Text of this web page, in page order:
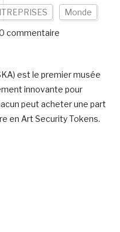
Monde
commentaire
est le premier musée
innovante pour
peut acheter une part
en Art Security Tokens.